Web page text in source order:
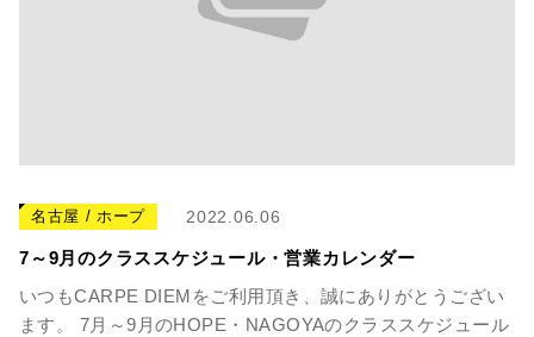
名古屋 / ホープ 2022.06.06
7～9月のクラススケジュール・営業カレンダー
いつもCARPE DIEMをご利用頂き、誠にありがとうござい
ます。 7月～9月のHOPE・NAGOYAのクラススケジュール